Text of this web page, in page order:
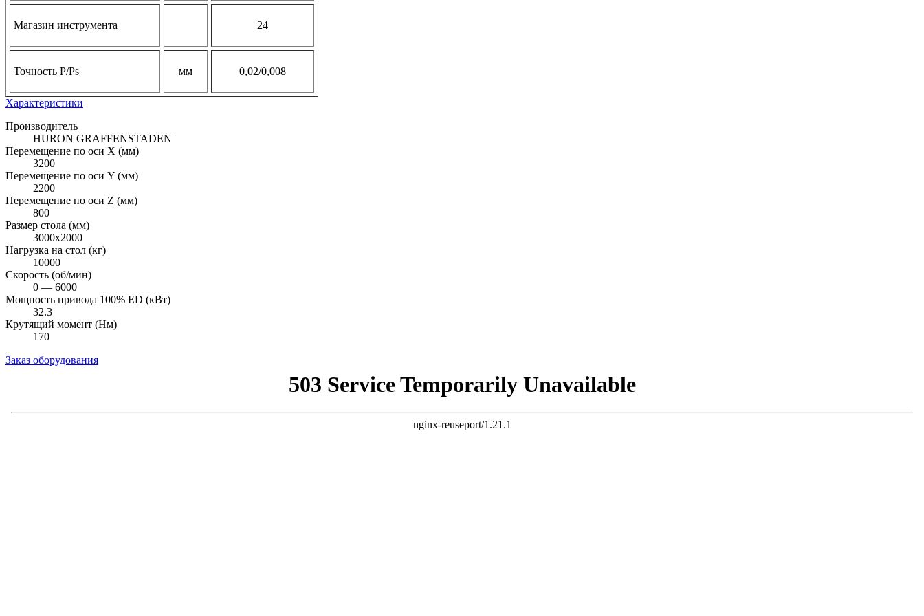
Магазин инструмента 24
Точность Р/Рs мм 0,02/0,008
Характеристики
Производитель
HURON GRAFFENSTADEN
Перемещение по оси X (мм)
3200
Перемещение по оси Y (мм)
2200
Перемещение по оси Z (мм)
800
Размер стола (мм)
3000х2000
Нагрузка на стол (кг)
10000
Cкорость (об/мин)
0 — 6000
Мощность привода 100% ED (кВт)
32.3
Крутящий момент (Нм)
170
Заказ оборудования